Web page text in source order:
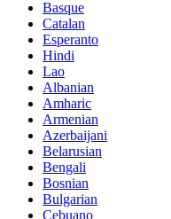
Basque
Catalan
Esperanto
Hindi
Lao
Albanian
Amharic
Armenian
Azerbaijani
Belarusian
Bengali
Bosnian
Bulgarian
Cebuano